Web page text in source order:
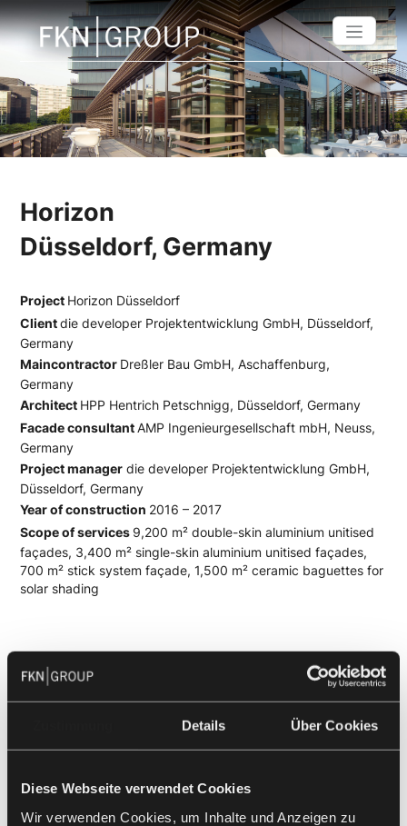
Details Über Cookies
Diese Webseite verwendet Cookies
Wir verwenden Cookies, um Inhalte und Anzeigen zu
Horizon
Düsseldorf, Germany
Project Horizon Düsseldorf
Clientdie developer Projektentwicklung GmbH, Düsseldorf,
Germany
Maincontractor Dreßler Bau GmbH, Aschaffenburg,
Germany
Architect HPP Hentrich Petschnigg, Düsseldorf, Germany
Facade consultant AMP Ingenieurgesellschaft mbH, Neuss,
Germany
Project manager die developer Projektentwicklung GmbH,
Düsseldorf, Germany
Year of construction 2016 – 2017
Scope of services 9,200 m² double-skin aluminium unitised
façades, 3,400 m² single-skin aluminium unitised façades,
700 m² stick system façade, 1,500 m² ceramic baguettes for
solar shading